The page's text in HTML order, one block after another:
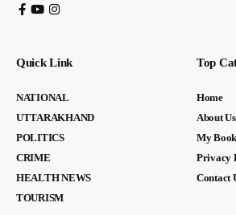
Quick Link
NATIONAL
UTTARAKHAND
POLITICS
CRIME
HEALTH NEWS
TOURISM
Top
Home
About Us
My
Privacy
Contact